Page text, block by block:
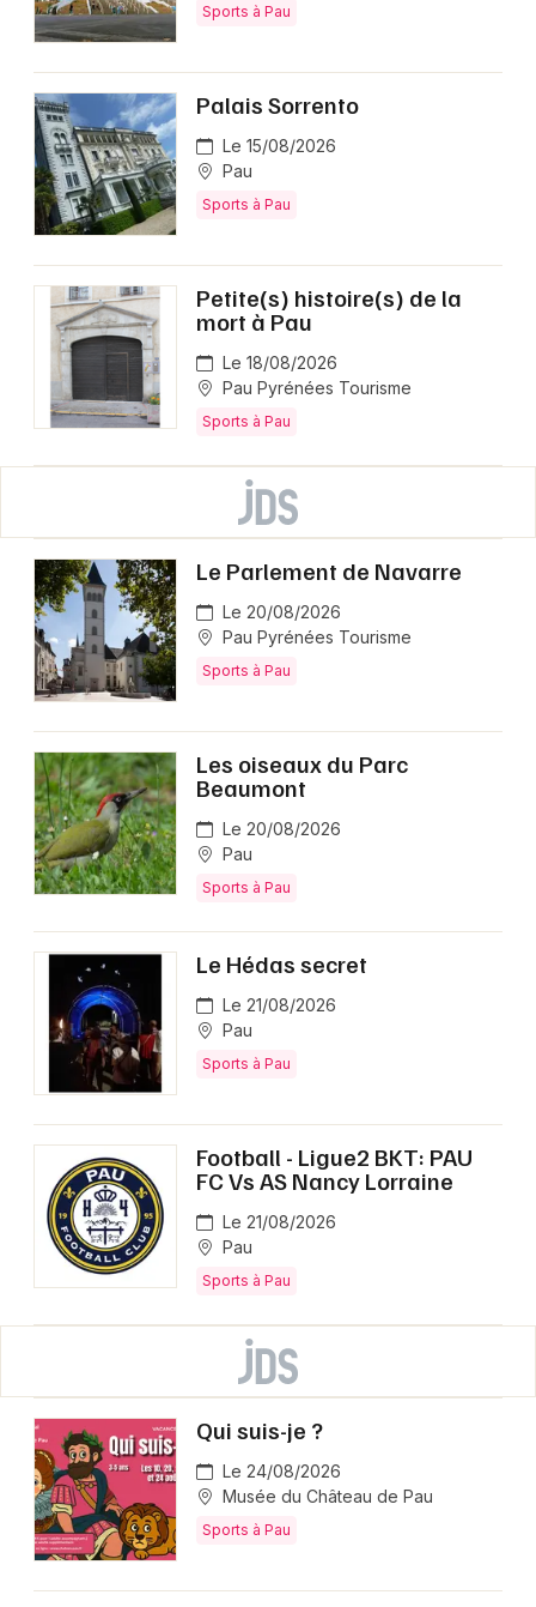
Sports à Pau
Palais Sorrento
Le 15/08/2026
Pau
Sports à Pau
Petite(s) histoire(s) de la
mort à Pau
Le 18/08/2026
Pau Pyrénées Tourisme
Sports à Pau
Le Parlement de Navarre
Le 20/08/2026
Pau Pyrénées Tourisme
Sports à Pau
Les oiseaux du Parc
Beaumont
Le 20/08/2026
Pau
Sports à Pau
Le Hédas secret
Le 21/08/2026
Pau
Sports à Pau
Football - Ligue2 BKT: PAU
FC Vs AS Nancy Lorraine
Le 21/08/2026
Pau
Sports à Pau
Qui suis-je ?
Le 24/08/2026
Musée du Château de Pau
Sports à Pau